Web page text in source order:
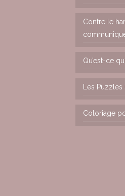
Contre le
Qu’est-ce
Les
Coloriage